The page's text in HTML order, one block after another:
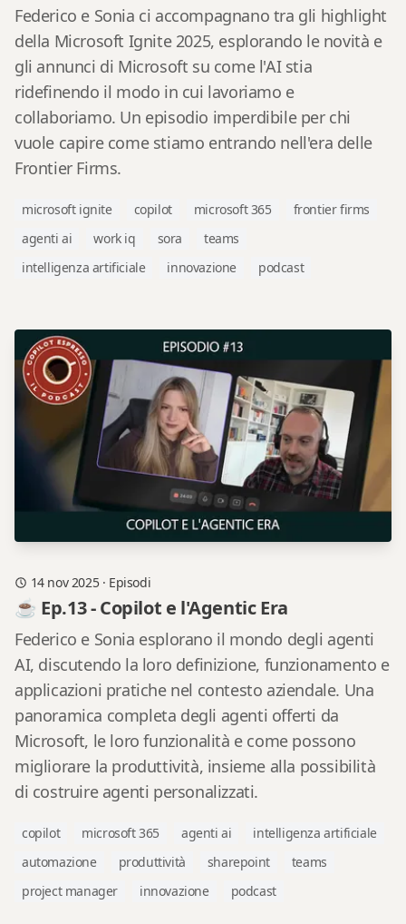
Federico e Sonia ci accompagnano tra gli highlight
della Microsoft Ignite 2025, esplorando le novità e
gli annunci di Microsoft su come l'AI stia
ridefinendo il modo in cui lavoriamo e
collaboriamo. Un episodio imperdibile per chi
vuole capire come stiamo entrando nell'era delle
Frontier Firms.
microsoft ignite copilot microsoft 365
frontier firms
agenti ai
work iq sora
teams
intelligenza artificiale
innovazione podcast
14 nov 2025· Episodi
☕ Ep.13 - Copilot e l'Agentic Era
Federico e Sonia esplorano il mondo degli agenti
AI, discutendo la loro definizione, funzionamento e
applicazioni pratiche nel contesto aziendale. Una
panoramica completa degli agenti offerti da
Microsoft, le loro funzionalità e come possono
migliorare la produttività, insieme alla possibilità
di costruire agenti personalizzati.
copilot microsoft 365 agenti ai
intelligenza artificiale
automazione
produttività sharepoint
teams
project manager
innovazione podcast